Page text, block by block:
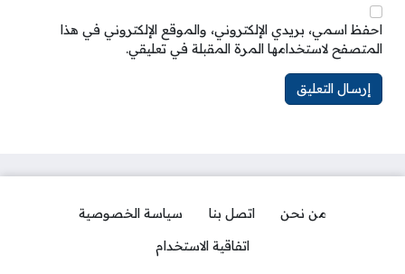
احفظ اسمي، بريدي الإلكتروني، والموقع الإلكتروني في هذا
المتصفح لاستخدامها المرة المقبلة في تعليقي.
من نحن اتصل بنا
سياسة الخصوصية
اتفاقية الاستخدام